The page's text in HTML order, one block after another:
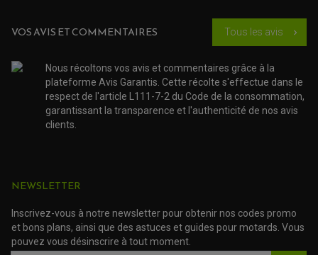
ROULEMENT DE ROUE
ROULEMENT DE DIRECTION
TRANSMISSION
AMORTISSEUR DE COUPLE
EMBRAYAGE MOTO
KIT CHAÎNE MOTO
ACCESSOIRE SCOOTER YAMAHA
VOS AVIS ET COMMENTAIRES Tous les avis chevron_right
Nous récoltons vos avis et commentaires grâce à la
plateforme Avis Garantis. Cette récolte s'effectue dans le
respect de l'article L111-7-2 du Code de la consommation,
garantissant la transparence et l'authenticité de nos avis
clients.
NEWSLETTER
Inscrivez-vous à notre newsletter pour obtenir nos codes promo
et bons plans, ainsi que des astuces et guides pour motards. Vous
pouvez vous désinscrire à tout moment.